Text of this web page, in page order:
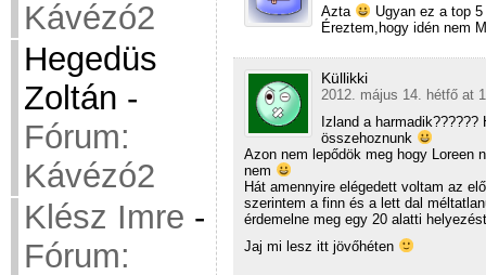
Kávézó2
Hegedüs
Zoltán -
Fórum:
Kávézó2
Klész Imre -
Fórum:
Azta
Ugyan ez a top
Éreztem,hogy idén nem
Küllikki
2012. május 14. hétfő at
Izland a
összehoznunk
Azon nem lepődök meg hogy Loreen
nem
Hát amennyire elégedett voltam az
szerintem a finn és a lett dal
érdemelne meg egy 20 alatti
Jaj mi lesz itt jövőhéten